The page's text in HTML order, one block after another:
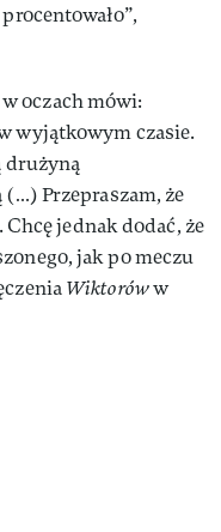
oczach mówi:
wyjątkowym czasie.
drużyną
Przepraszam, że
jednak dodać, że
jak po meczu
Wiktoróww